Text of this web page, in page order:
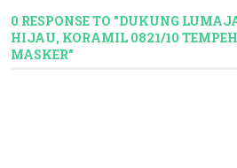
0 RESPONSE TO "DUKUNG
HIJAU, KORAMIL 0821/10 TEMPEH
MASKER"